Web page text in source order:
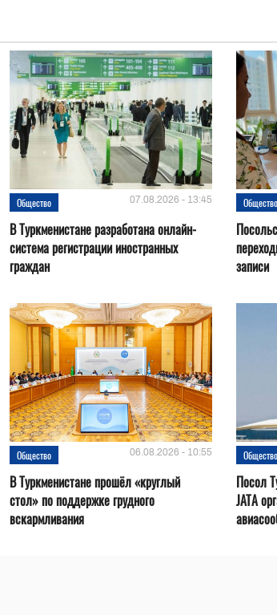
Общество 07.08.2026 - 13:45
В Туркменистане разработана онлайн-
система регистрации иностранных
граждан
Общество
записи
Общество 06.08.2026 - 10:55
В Туркменистане прошёл «круглый
стол» по поддержке грудного
вскармливания
Общество
Посол
JATA